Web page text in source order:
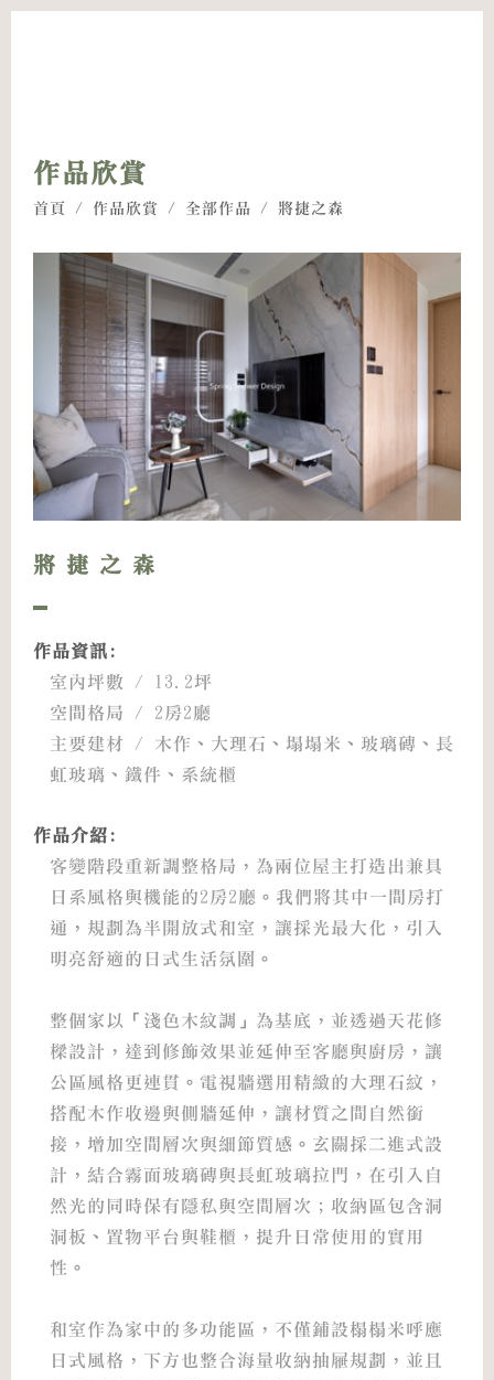
作品欣賞
首頁 / 作品欣賞 / 全部作品 / 將捷之森
將捷之森
作品資訊:
室內坪數 / 13.2坪
空間格局 / 2房2廳
主要建材 / 木作、大理石、塌塌米、玻璃磚、長
虹玻璃、鐵件、系統櫃
作品介紹:
客變階段重新調整格局，為兩位屋主打造出兼具
日系風格與機能的2房2廳。我們將其中一間房打
通，規劃為半開放式和室，讓採光最大化，引入
明亮舒適的日式生活氛圍。
整個家以「淺色木紋調」為基底，並透過天花修
樑設計，達到修飾效果並延伸至客廳與廚房，讓
公區風格更連貫。電視牆選用精緻的大理石紋，
搭配木作收邊與側牆延伸，讓材質之間自然銜
接，增加空間層次與細節質感。玄關採二進式設
計，結合霧面玻璃磚與長虹玻璃拉門，在引入自
然光的同時保有隱私與空間層次；收納區包含洞
洞板、置物平台與鞋櫃，提升日常使用的實用
性。
和室作為家中的多功能區，不僅鋪設榻榻米呼應
日式風格，下方也整合海量收納抽屜規劃，並且